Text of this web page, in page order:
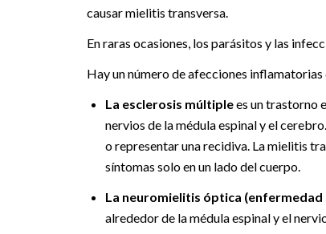
causar mielitis transversa.
En raras ocasiones, los parásitos y las
Hay un número de afecciones
La esclerosis múltiplees un trastorno
nervios de la médula espinal y el
o representar una recidiva. La mielitis
síntomas solo en un lado del cuerpo.
La neuromielitis óptica (enfermedad
alrededor de la médula espinal y el